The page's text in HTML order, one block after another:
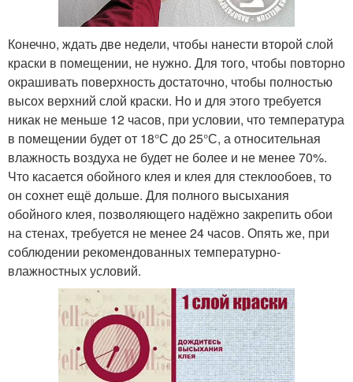
Конечно, ждать две недели, чтобы нанести второй слой
краски в помещении, не нужно. Для того, чтобы повторно
окрашивать поверхность достаточно, чтобы полностью
высох верхний слой краски. Но и для этого требуется
никак не меньше 12 часов, при условии, что температура
в помещении будет от 18°С до 25°С, а относительная
влажность воздуха не будет не более и не менее 70%.
Что касается обойного клея и клея для стеклообоев, то
он сохнет ещё дольше. Для полного высыхания
обойного клея, позволяющего надёжно закрепить обои
на стенах, требуется не менее 24 часов. Опять же, при
соблюдении рекомендованных температурно-
влажностных условий.